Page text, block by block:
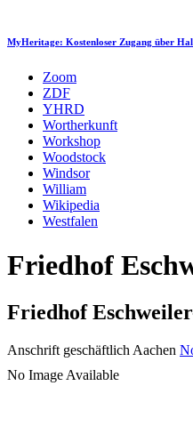
MyHeritage: Kostenloser Zugang über
Zoom
ZDF
YHRD
Wortherkunft
Workshop
Woodstock
Windsor
William
Wikipedia
Westfalen
Friedhof
Friedhof
Anschrift geschäftlich Aachen
No Image Available